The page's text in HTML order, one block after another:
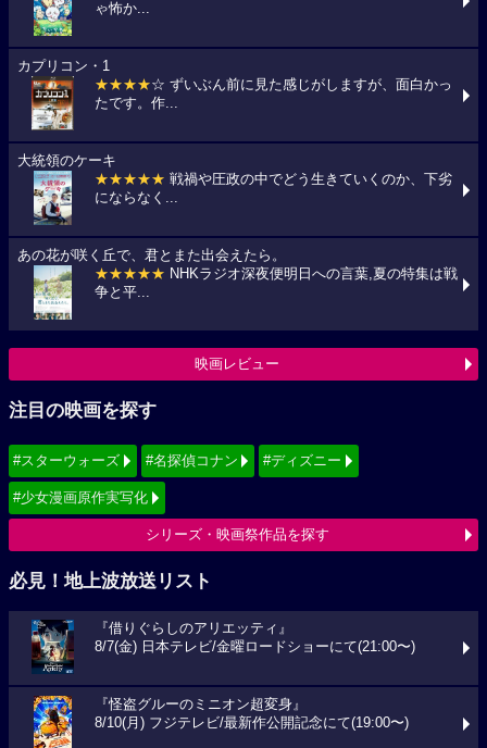
ゃ怖か...
カプリコン・1
★★★★☆ ずいぶん前に見た感じがしますが、面白かっ
たです。作...
大統領のケーキ
★★★★★ 戦禍や圧政の中でどう生きていくのか、下劣
にならなく...
あの花が咲く丘で、君とまた出会えたら。
★★★★★ NHKラジオ深夜便明日への言葉,夏の特集は戦
争と平...
映画レビュー
注目の映画を探す
#スターウォーズ #名探偵コナン #ディズニー
#少女漫画原作実写化
シリーズ・映画祭作品を探す
必見！地上波放送リスト
『借りぐらしのアリエッティ』
8/7(金) 日本テレビ/金曜ロードショーにて(21:00〜)
『怪盗グルーのミニオン超変身』
8/10(月) フジテレビ/最新作公開記念にて(19:00〜)